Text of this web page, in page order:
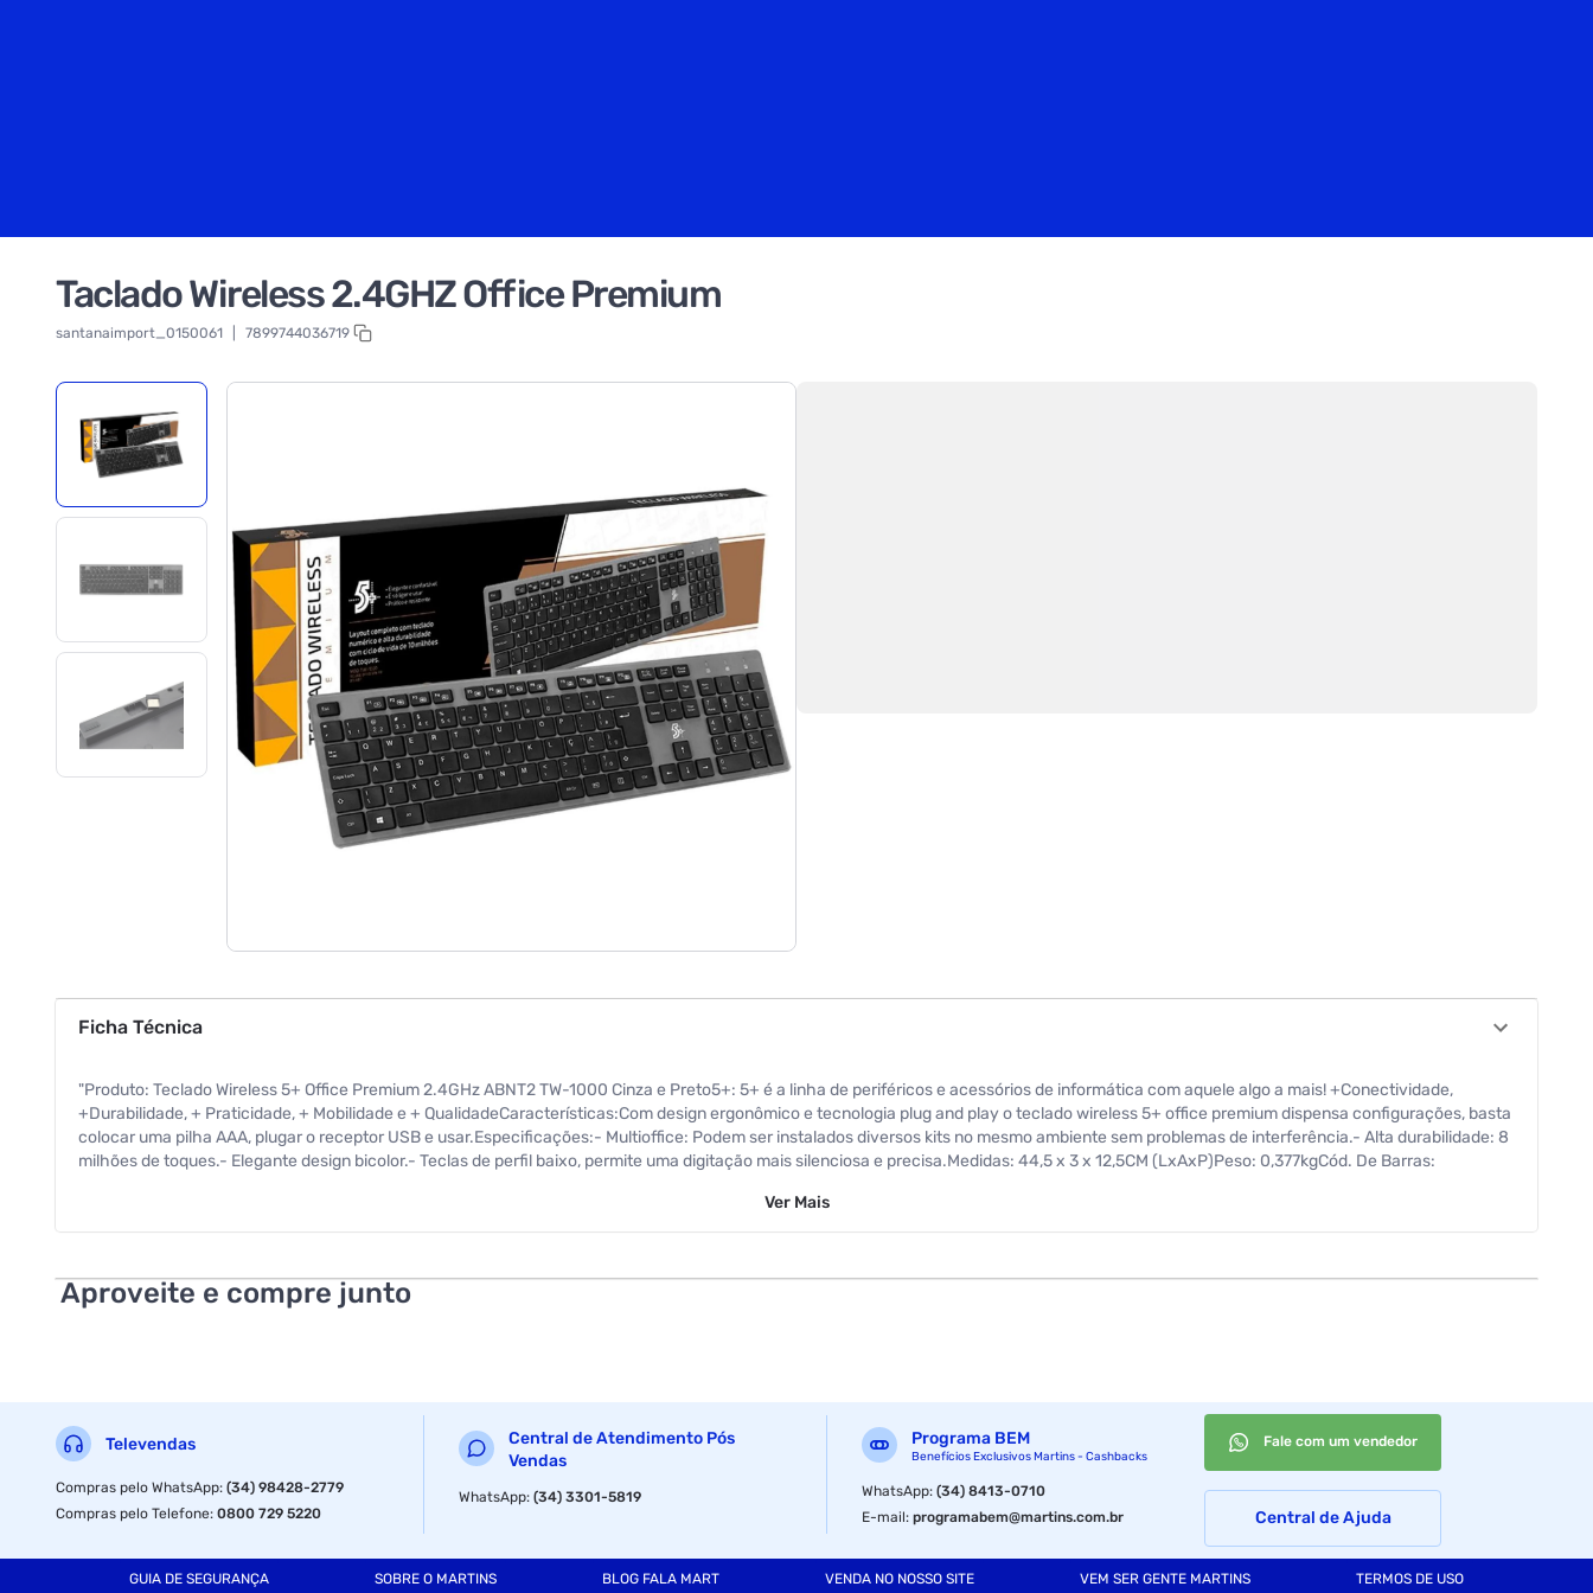
Taclado Wireless 2.4GHZ Office Premium
santanaimport_0150061 7899744036719
Ficha Técnica
"Produto: Teclado Wireless 5+ Office Premium 2.4GHz ABNT2 TW-1000 Cinza e Preto5+: 5+ é a linha de periféricos e acessórios de informática com aquele algo a mais! +Conectividade,
+Durabilidade, + Praticidade, + Mobilidade e + QualidadeCaracterísticas:Com design ergonômico e tecnologia plug and play o teclado wireless 5+ office premium dispensa configurações, basta
colocar uma pilha AAA, plugar o receptor USB e usar.Especificações:- Multioffice: Podem ser instalados diversos kits no mesmo ambiente sem problemas de interferência.- Alta durabilidade: 8
milhões de toques.- Elegante design bicolor.- Teclas de perfil baixo, permite uma digitação mais silenciosa e precisa.Medidas: 44,5 x 3 x 12,5CM (LxAxP)Peso: 0,377kgCód. De Barras:
Anatel
Ver Mais
Aproveite e compre junto
Televendas
Compras pelo WhatsApp:(34) 98428-2779
Compras pelo Telefone:0800 729 5220
Central de Atendimento Pós
Vendas
WhatsApp:(34) 3301-5819
Programa BEM
Benefícios Exclusivos Martins - Cashbacks
WhatsApp:(34) 8413-0710
E-mail:programabem@martins.com.br
Fale com um vendedor
Central de Ajuda
GUIA DE SEGURANÇA SOBRE O MARTINS BLOG FALA MART VENDA NO NOSSO SITE VEM SER GENTE MARTINS TERMOS DE USO